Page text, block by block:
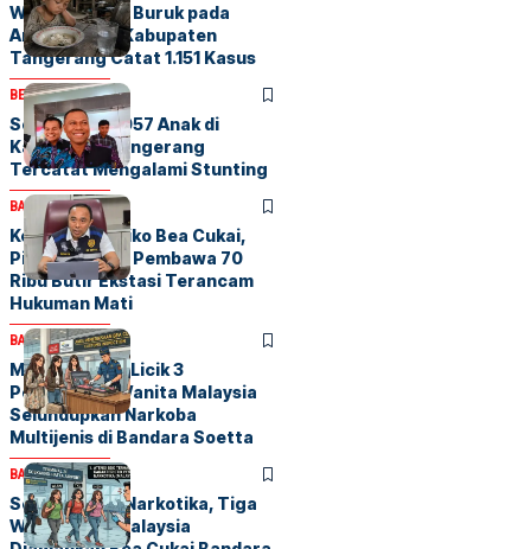
Waspadai Gizi Buruk pada
Anak, Dinkes Kabupaten
Tangerang Catat 1.151 Kasus
BERITAHOME
Sebanyak 14.057 Anak di
Kabupaten Tangerang
Tercatat Mengalami Stunting
BANDARABERITA
Kena Peta Risiko Bea Cukai,
Pilot Malaysia Pembawa 70
Ribu Butir Ekstasi Terancam
Hukuman Mati
BANDARABERITA
Menguak Trik Licik 3
Penumpang Wanita Malaysia
Selundupkan Narkoba
Multijenis di Bandara Soetta
BANDARABERITA
Selundupkan Narkotika, Tiga
Wanita Asal Malaysia